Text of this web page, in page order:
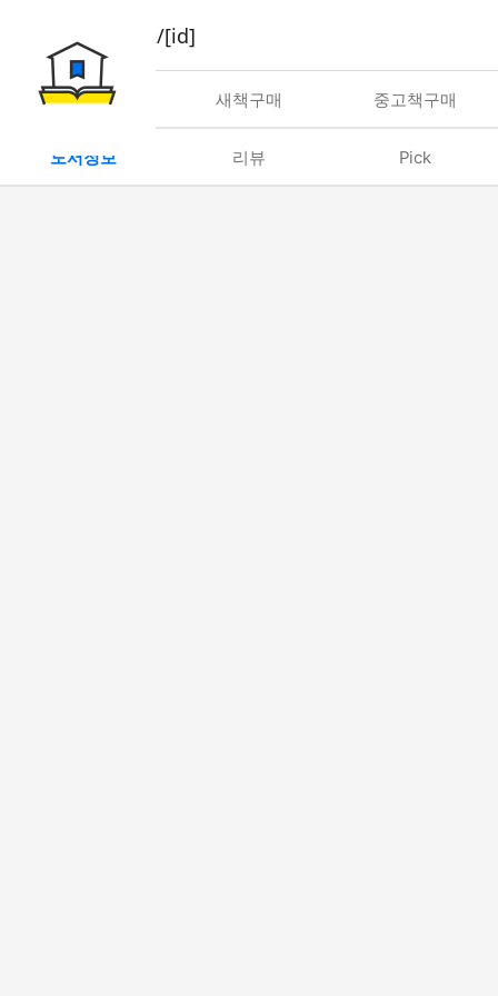
book/rent/[id]
대여 새책구매 중고책구매
도서정보 리뷰 Pick